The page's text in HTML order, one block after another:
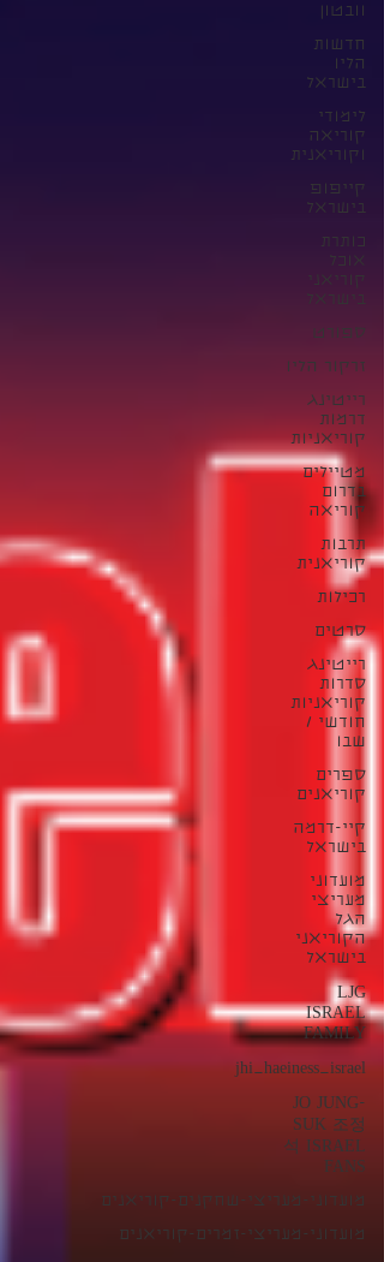
וובטון
חדשות
הליו
בישראל
לימודי
קוריאה
וקוריאנית
קייפופ
בישראל
כותרת
אוכל
קוריאני
בישראל
ספורט
זרקור הליו
רייטינג
דרמות
קוריאניות
מטיילים
בדרום
קוריאה
תרבות
קוריאנית
רכילות
סרטים
רייטינג
סדרות
קוריאניות
חודשי /
שבו
ספרים
קוריאנים
קיי-דרמה
בישראל
מועדוני
מעריצי
הגל
הקוריאני
בישראל
LJG
ISRAEL
FAMILY
jhi_haeiness_israel
JO JUNG-
SUK 조정
석 ISRAEL
FANS
מועדוני-מעריצי-שחקנים-קוריאנים
מועדוני-מעריצי-זמרים-קוריאנים